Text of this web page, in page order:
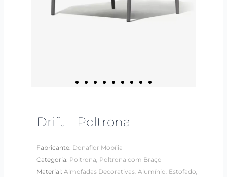
Drift – Poltrona
Fabricante: Donaflor Mobília
Categoria: Poltrona Poltrona com Braço
Material:Almofadas Decorativas Alumínio Estofado